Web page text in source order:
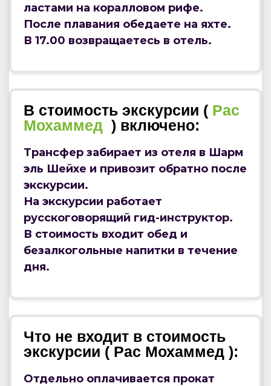
ластами на коралловом рифе.
После плавания обедаете на яхте.
В 17.00 возвращаетесь в отель.
В стоимость экскурсии ( Рас
Мохаммед ) включено:
Трансфер забирает из отеля в Шарм
эль Шейхе и привозит обратно после
экскурсии.
На экскурсии работает
русскоговорящий гид-инструктор.
В стоимость входит обед и
безалкогольные напитки в течение
дня.
Что не входит в стоимость
экскурсии ( Рас Мохаммед ):
Отдельно оплачивается прокат